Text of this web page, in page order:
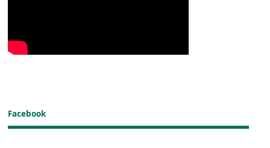
Facebook